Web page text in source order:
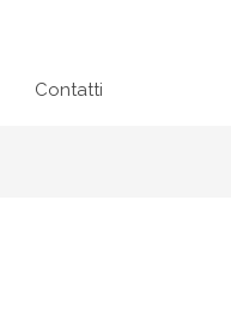
Contatti